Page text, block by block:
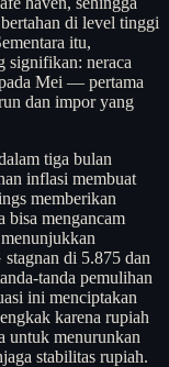
di level tinggi
itu,
signifikan: neraca
Mei — pertama
dan impor yang
tiga bulan
inflasi membuat
memberikan
bisa mengancam
di 5.875 dan
tanda pemulihan
ini menciptakan
karena rupiah
untuk menurunkan
stabilitas rupiah.